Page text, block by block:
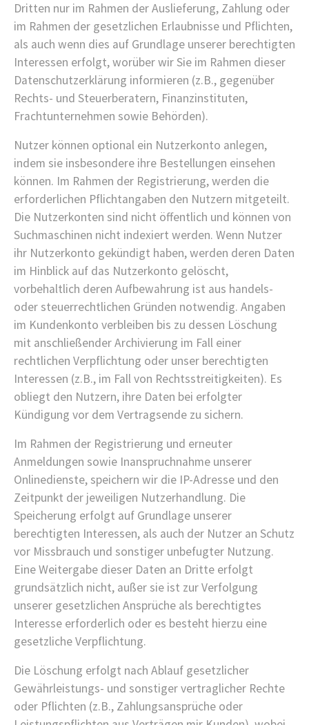
Dritten nur im Rahmen der Auslieferung, Zahlung oder
im Rahmen der gesetzlichen Erlaubnisse und Pflichten,
als auch wenn dies auf Grundlage unserer berechtigten
Interessen erfolgt, worüber wir Sie im Rahmen dieser
Datenschutzerklärung informieren (z.B., gegenüber
Rechts- und Steuerberatern, Finanzinstituten,
Frachtunternehmen sowie Behörden).
Nutzer können optional ein Nutzerkonto anlegen,
indem sie insbesondere ihre Bestellungen einsehen
können. Im Rahmen der Registrierung, werden die
erforderlichen Pflichtangaben den Nutzern mitgeteilt.
Die Nutzerkonten sind nicht öffentlich und können von
Suchmaschinen nicht indexiert werden. Wenn Nutzer
ihr Nutzerkonto gekündigt haben, werden deren Daten
im Hinblick auf das Nutzerkonto gelöscht,
vorbehaltlich deren Aufbewahrung ist aus handels-
oder steuerrechtlichen Gründen notwendig. Angaben
im Kundenkonto verbleiben bis zu dessen Löschung
mit anschließender Archivierung im Fall einer
rechtlichen Verpflichtung oder unser berechtigten
Interessen (z.B., im Fall von Rechtsstreitigkeiten). Es
obliegt den Nutzern, ihre Daten bei erfolgter
Kündigung vor dem Vertragsende zu sichern.
Im Rahmen der Registrierung und erneuter
Anmeldungen sowie Inanspruchnahme unserer
Onlinedienste, speichern wir die IP-Adresse und den
Zeitpunkt der jeweiligen Nutzerhandlung. Die
Speicherung erfolgt auf Grundlage unserer
berechtigten Interessen, als auch der Nutzer an Schutz
vor Missbrauch und sonstiger unbefugter Nutzung.
Eine Weitergabe dieser Daten an Dritte erfolgt
grundsätzlich nicht, außer sie ist zur Verfolgung
unserer gesetzlichen Ansprüche als berechtigtes
Interesse erforderlich oder es besteht hierzu eine
gesetzliche Verpflichtung.
Die Löschung erfolgt nach Ablauf gesetzlicher
Gewährleistungs- und sonstiger vertraglicher Rechte
oder Pflichten (z.B., Zahlungsansprüche oder